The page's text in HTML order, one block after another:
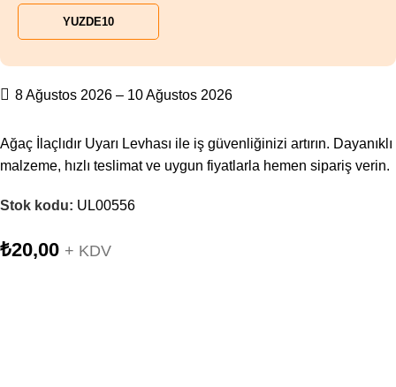
YUZDE10
8 Ağustos 2026 – 10 Ağustos 2026
Ağaç İlaçlıdır Uyarı Levhası ile iş güvenliğinizi artırın. Dayanıklı
malzeme, hızlı teslimat ve uygun fiyatlarla hemen sipariş verin.
Stok kodu: UL00556
₺20,00 + KDV